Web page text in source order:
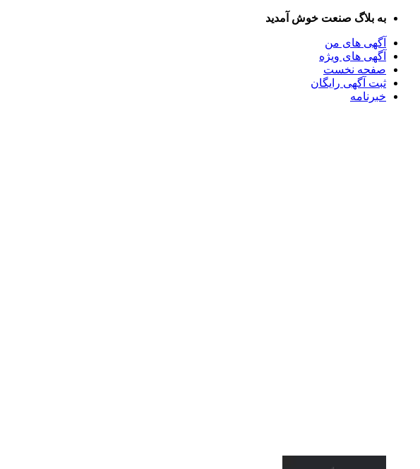
Skip
content
به بلاگ صنعت خوش آمدید
آگهی های من
آگهی های ویژه
صفحه نخست
ثبت آگهی رایگان
خبرنامه